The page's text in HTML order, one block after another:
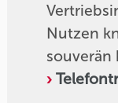
Nutzen
souverän